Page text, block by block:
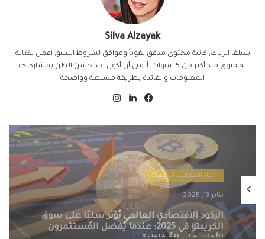
Silva Alzayak
سيلفا الزياك, كاتبة محتوى مدقق لغوياً وموافق لشروط السيو, أعمل بكتابة
المحتوى منذ أكثر من 5 سنوات, أتمنى أن أكون عند حسن الظن بمشاركتكم
المعلومات والفائدة بطريقة مبسطة وواضحة
فيسبوكلينكدإن
اخبار العملات الرقمية
يناير 13, 2025
التنظيمات الحكومية الصارمة تُطيح بسوق
الكريبتو في 2025: سيف ذو حدين على
مستقبل العملات الرقمية